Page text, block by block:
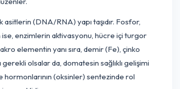
göre titizlikle planlanmalıdır. Azot
besindir. Hücre duvarı sentezi ve
vejetatif gelişimi lehine meyve tutumunu
kritik olup, hücresel enerji transfer
ve rengi üzerinde belirleyici etkiye
açıklığını düzenler.